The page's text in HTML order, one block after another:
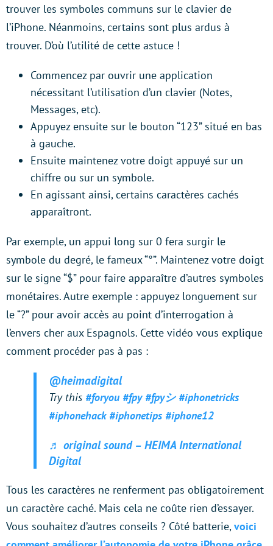
trouver les symboles communs sur le clavier de
l’iPhone. Néanmoins, certains sont plus ardus à
trouver. D’où l’utilité de cette astuce !
Commencez par ouvrir une application
nécessitant l’utilisation d’un clavier (Notes,
Messages, etc).
Appuyez ensuite sur le bouton “123” situé en bas
à gauche.
Ensuite maintenez votre doigt appuyé sur un
chiffre ou sur un symbole.
En agissant ainsi, certains caractères cachés
apparaîtront.
Par exemple, un appui long sur 0 fera surgir le
symbole du degré, le fameux “°”. Maintenez votre doigt
sur le signe “$” pour faire apparaître d’autres symboles
monétaires. Autre exemple : appuyez longuement sur
le “?” pour avoir accès au point d’interrogation à
l’envers cher aux Espagnols. Cette vidéo vous explique
comment procéder pas à pas :
@heimadigital
Try this #foryou #fpy #fpyシ #iphonetricks
#iphonehack #iphonetips #iphone12
♬ original sound – HEIMA International
Digital
Tous les caractères ne renferment pas obligatoirement
un caractère caché. Mais cela ne coûte rien d’essayer.
Vous souhaitez d’autres conseils ? Côté batterie,voici